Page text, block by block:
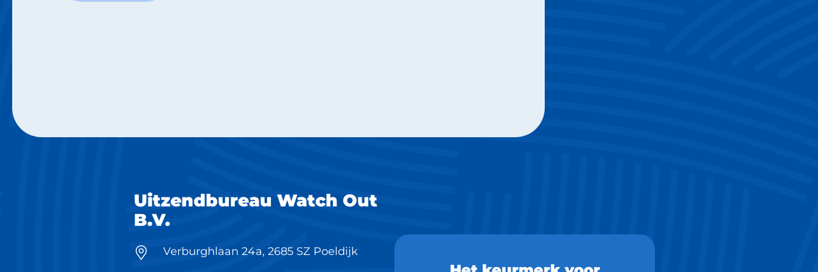
Uitzendbureau Watch Out
B.V.
Verburghlaan 24a, 2685 SZ Poeldijk